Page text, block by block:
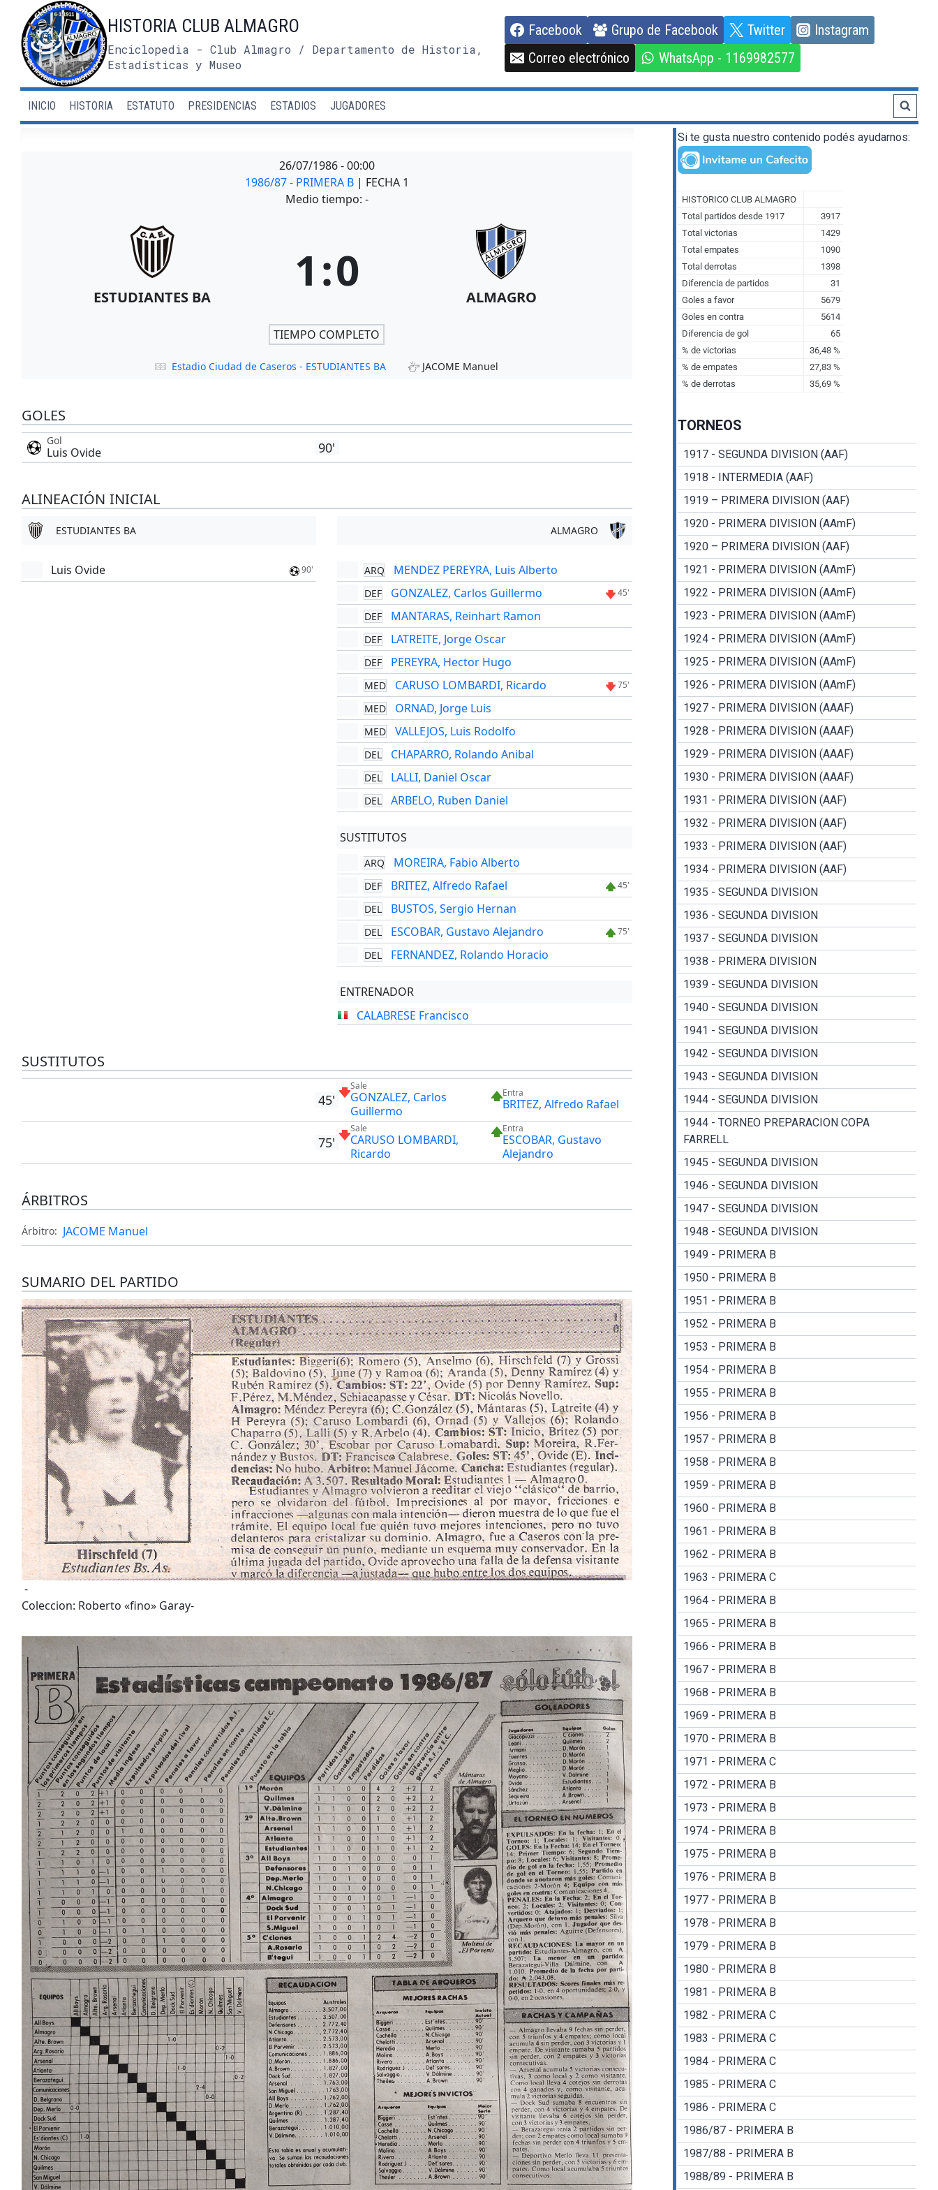
contenido
HISTORIA CLUB ALMAGRO
Enciclopedia - Club Almagro / Departamento de Historia,
Estadísticas y Museo
Facebook Grupo de Facebook Twitter
Instagram
Correo electrónico
WhatsApp - 1169982577
INICIO HISTORIA ESTATUTO PRESIDENCIAS ESTADIOS JUGADORES
26/07/1986-00:00
1986/87 - PRIMERA B | FECHA 1
Medio tiempo: -
ESTUDIANTES BA 1:0 ALMAGRO
TIEMPO COMPLETO
Estadio Ciudad de Caseros - ESTUDIANTES BA JACOME Manuel
GOLES
Gol
Luis Ovide 90'
ALINEACIÓN INICIAL
ESTUDIANTES BA
Luis Ovide 90'
ALMAGRO
ARQ MENDEZ PEREYRA, Luis Alberto
DEF GONZALEZ, Carlos Guillermo 45'
DEF MANTARAS, Reinhart Ramon
DEF LATREITE, Jorge Oscar
DEF PEREYRA, Hector Hugo
MED CARUSO LOMBARDI, Ricardo 75'
MED ORNAD, Jorge Luis
MED VALLEJOS, Luis Rodolfo
DEL CHAPARRO, Rolando Anibal
DEL LALLI, Daniel Oscar
DEL ARBELO, Ruben Daniel
SUSTITUTOS
ARQ MOREIRA, Fabio Alberto
DEF BRITEZ, Alfredo Rafael 45'
DEL BUSTOS, Sergio Hernan
DEL ESCOBAR, Gustavo Alejandro 75'
DEL FERNANDEZ, Rolando Horacio
ENTRENADOR
CALABRESE Francisco
SUSTITUTOS
45'
Sale
GONZALEZ, Carlos
Guillermo
Entra
BRITEZ, Alfredo Rafael
75'
Sale
CARUSO LOMBARDI,
Ricardo
Entra
ESCOBAR, Gustavo
Alejandro
ÁRBITROS
Árbitro: JACOME Manuel
SUMARIO DEL PARTIDO
-
Coleccion: Roberto «fino» Garay-
Si te gusta nuestro contenido podés ayudarnos:
TORNEOS
1917 - SEGUNDA DIVISION (AAF)
1918 - INTERMEDIA (AAF)
1919 – PRIMERA DIVISION (AAF)
1920 - PRIMERA DIVISION (AAmF)
1920 – PRIMERA DIVISION (AAF)
1921 - PRIMERA DIVISION (AAmF)
1922 - PRIMERA DIVISION (AAmF)
1923 - PRIMERA DIVISION (AAmF)
1924 - PRIMERA DIVISION (AAmF)
1925 - PRIMERA DIVISION (AAmF)
1926 - PRIMERA DIVISION (AAmF)
1927 - PRIMERA DIVISION (AAAF)
1928 - PRIMERA DIVISION (AAAF)
1929 - PRIMERA DIVISION (AAAF)
1930 - PRIMERA DIVISION (AAAF)
1931 - PRIMERA DIVISION (AAF)
1932 - PRIMERA DIVISION (AAF)
1933 - PRIMERA DIVISION (AAF)
1934 - PRIMERA DIVISION (AAF)
1935 - SEGUNDA DIVISION
1936 - SEGUNDA DIVISION
1937 - SEGUNDA DIVISION
1938 - PRIMERA DIVISION
1939 - SEGUNDA DIVISION
1940 - SEGUNDA DIVISION
1941 - SEGUNDA DIVISION
1942 - SEGUNDA DIVISION
1943 - SEGUNDA DIVISION
1944 - SEGUNDA DIVISION
1944 - TORNEO PREPARACION COPA
FARRELL
1945 - SEGUNDA DIVISION
1946 - SEGUNDA DIVISION
1947 - SEGUNDA DIVISION
1948 - SEGUNDA DIVISION
1949 - PRIMERA B
1950 - PRIMERA B
1951 - PRIMERA B
1952 - PRIMERA B
1953 - PRIMERA B
1954 - PRIMERA B
1955 - PRIMERA B
1956 - PRIMERA B
1957 - PRIMERA B
1958 - PRIMERA B
1959 - PRIMERA B
1960 - PRIMERA B
1961 - PRIMERA B
1962 - PRIMERA B
1963 - PRIMERA C
1964 - PRIMERA B
1965 - PRIMERA B
1966 - PRIMERA B
1967 - PRIMERA B
1968 - PRIMERA B
1969 - PRIMERA B
1970 - PRIMERA B
1971 - PRIMERA C
1972 - PRIMERA B
1973 - PRIMERA B
1974 - PRIMERA B
1975 - PRIMERA B
1976 - PRIMERA B
1977 - PRIMERA B
1978 - PRIMERA B
1979 - PRIMERA B
1980 - PRIMERA B
1981 - PRIMERA B
1982 - PRIMERA C
1983 - PRIMERA C
1984 - PRIMERA C
1985 - PRIMERA C
1986 - PRIMERA C
1986/87 - PRIMERA B
1987/88 - PRIMERA B
1988/89 - PRIMERA B